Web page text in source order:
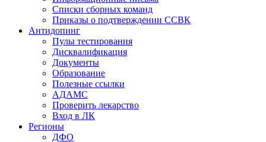
Списки сборных команд
Приказы о подтверждении ССВК
Антидопинг
Пулы тестирования
Дисквалификация
Документы
Образование
Полезные ссылки
АДАМС
Проверить лекарство
Вход в ЛК
Регионы
ДФО